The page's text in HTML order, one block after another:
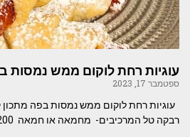
עוגיות רחת לוקום ממש נמסות
ספטמבר 17, 2023
עוגיות רחת לוקום ממש נמסות בפה
רבקה טל המרכיבים- מחמאה או חמאה 200 גרם. 3 ביצים בגודל M